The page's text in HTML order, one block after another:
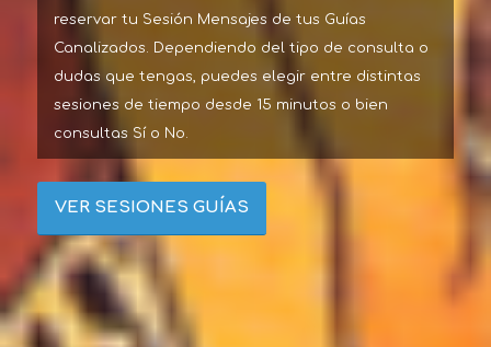
reservar tu Sesión Mensajes de tus Guías
Canalizados. Dependiendo del tipo de consulta o
dudas que tengas, puedes elegir entre distintas
sesiones de tiempo desde 15 minutos o bien
consultas Sí o No.
VER SESIONES GUÍAS